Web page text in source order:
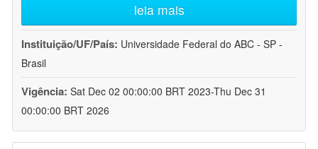
leia mais
Instituição/UF/País: Universidade Federal do ABC - SP -
Brasil
Vigência: Sat Dec 02 00:00:00 BRT 2023-Thu Dec 31
00:00:00 BRT 2026